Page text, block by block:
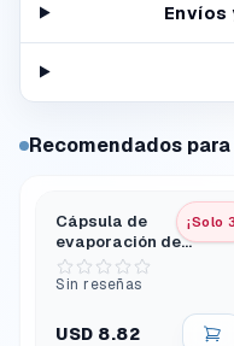
Envíos
Recomendados
¡Solo
Cápsula de
evaporación de
porcelana, 35 mL
Sin reseñas
USD 8.82